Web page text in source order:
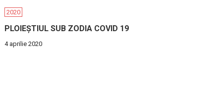
2020
PLOIEȘTIUL SUB ZODIA COVID 19
4 aprilie 2020